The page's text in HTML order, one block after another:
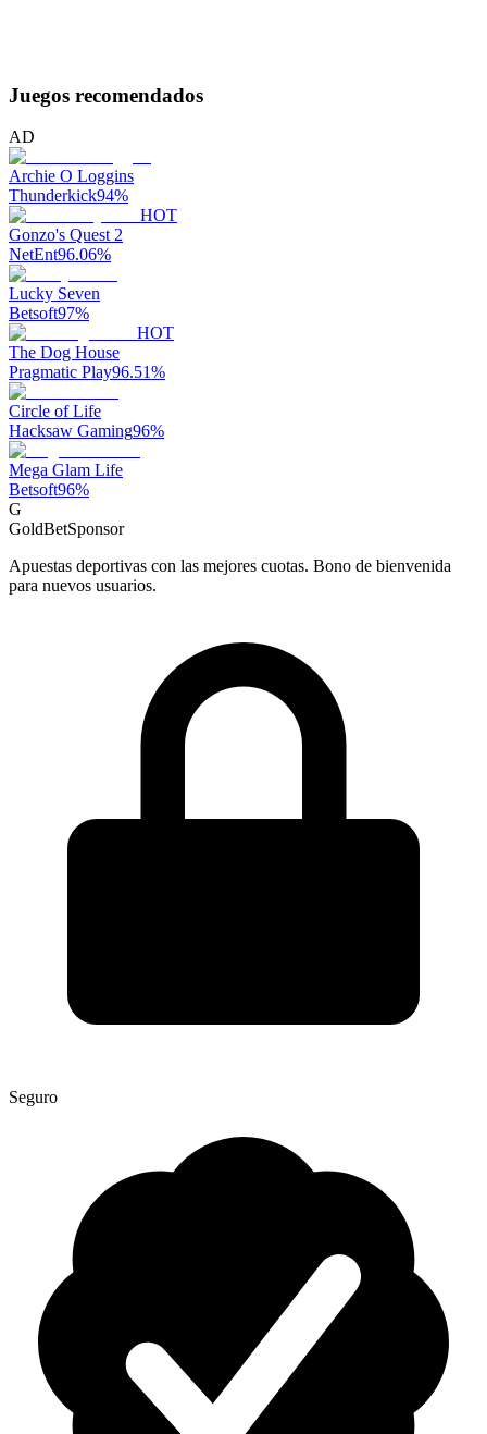
Juegos recomendados
AD
Archie O Loggins
Thunderkick94%
HOT
Gonzo's Quest 2
NetEnt96.06%
Lucky Seven
Betsoft97%
HOT
The Dog House
Pragmatic Play96.51%
Circle of Life
Hacksaw Gaming96%
Mega Glam Life
Betsoft96%
G
GoldBetSponsor
Apuestas deportivas con las mejores cuotas. Bono de bienvenida
para nuevos usuarios.
Seguro